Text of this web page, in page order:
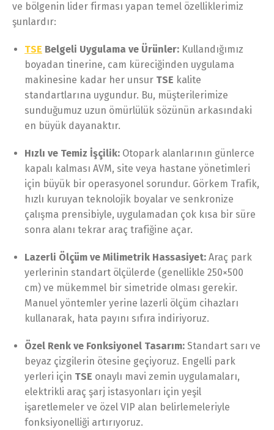
ve bölgenin lider firması yapan temel özelliklerimiz
şunlardır:
TSE Belgeli Uygulama ve Ürünler: Kullandığımız
boyadan tinerine, cam küreciğinden uygulama
makinesine kadar her unsur TSE kalite
standartlarına uygundur. Bu, müşterilerimize
sunduğumuz uzun ömürlülük sözünün arkasındaki
en büyük dayanaktır.
Hızlı ve Temiz İşçilik: Otopark alanlarının günlerce
kapalı kalması AVM, site veya hastane yönetimleri
için büyük bir operasyonel sorundur. Görkem Trafik,
hızlı kuruyan teknolojik boyalar ve senkronize
çalışma prensibiyle, uygulamadan çok kısa bir süre
sonra alanı tekrar araç trafiğine açar.
Lazerli Ölçüm ve Milimetrik Hassasiyet: Araç park
yerlerinin standart ölçülerde (genellikle 250×500
cm) ve mükemmel bir simetride olması gerekir.
Manuel yöntemler yerine lazerli ölçüm cihazları
kullanarak, hata payını sıfıra indiriyoruz.
Özel Renk ve Fonksiyonel Tasarım: Standart sarı ve
beyaz çizgilerin ötesine geçiyoruz. Engelli park
yerleri için TSE onaylı mavi zemin uygulamaları,
elektrikli araç şarj istasyonları için yeşil
işaretlemeler ve özel VIP alan belirlemeleriyle
fonksiyonelliği artırıyoruz.